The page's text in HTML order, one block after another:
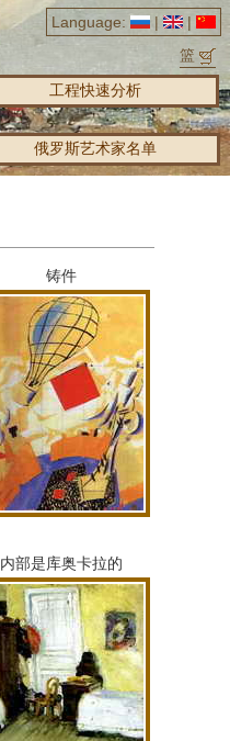
Language: |
|
篮
工程快速分析
俄罗斯艺术家名单
铸件
内部是库奥卡拉的